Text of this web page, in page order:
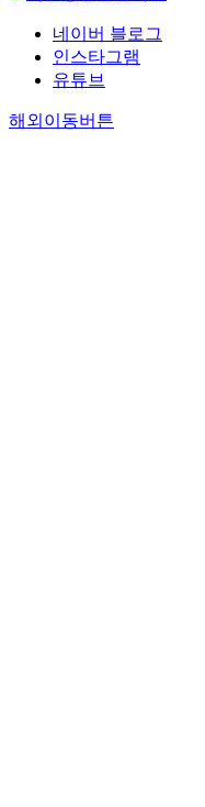
네이버 블로그
인스타그램
유튜브
해외이동버튼